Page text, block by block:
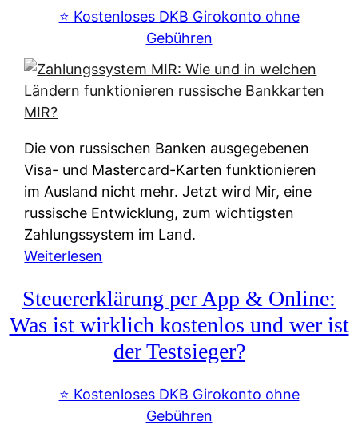
-
l
t
n
a
t
i
v
e
&
f
r
e
⭐️ Kostenloses DKB Girokonto ohne
Gebühren
Die von russischen Banken ausgegebenen
Visa- und Mastercard-Karten funktionieren
im Ausland nicht mehr. Jetzt wird Mir, eine
russische Entwicklung, zum wichtigsten
Zahlungssystem im Land.
Weiterlesen
a
h
g
Steuererklärung per App & Online:
Was ist wirklich kostenlos und wer ist
der Testsieger?
⭐️ Kostenloses DKB Girokonto ohne
Gebühren